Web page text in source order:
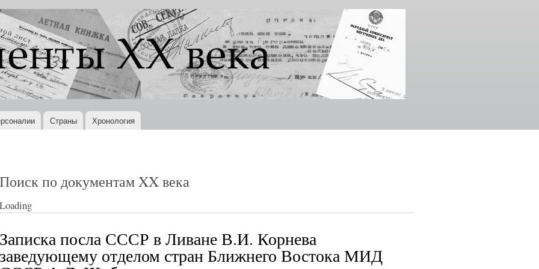
Перейти к
основному
содержанию
Страны Хронология
Поиск по документам XX века
Loading
Записка посла СССР в Ливане В.И. Корнева
заведующему отделом стран Ближнего Востока МИД